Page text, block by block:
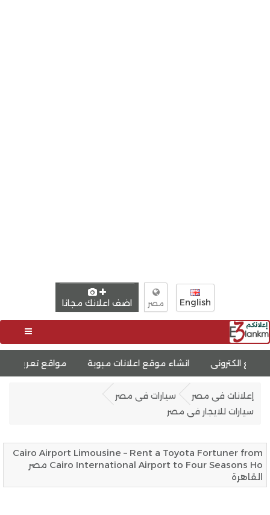
English مصر اضف اعلانك مجانا
انشاء موقع اعلانات مبوبة مواقع تعريفية (بورتفوليو)
إعلانات فى مصر
سيارات فى مصر
سيارات للايجار فى مصر
Cairo Airport Limousine – Rent a Toyota Fortuner from
Cairo International Airport to Four Seasons Ho مصر
القاهرة